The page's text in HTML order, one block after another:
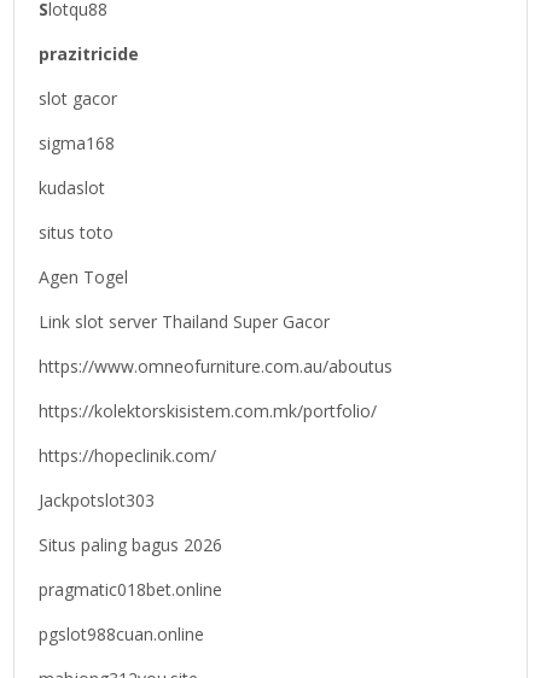
Slotqu88
prazitricide
slot gacor
sigma168
kudaslot
situs toto
Agen Togel
Link slot server Thailand Super Gacor
https://www.omneofurniture.com.au/aboutus
https://kolektorskisistem.com.mk/portfolio/
https://hopeclinik.com/
Jackpotslot303
Situs paling bagus 2026
pragmatic018bet.online
pgslot988cuan.online